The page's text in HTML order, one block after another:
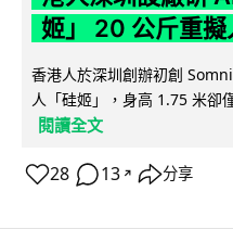
姬」 20 公斤重擬
香港人於深圳創辦初創
人「硅姬」，身高 1.75 米卻
閱讀全文
28 13 ↗ 分享